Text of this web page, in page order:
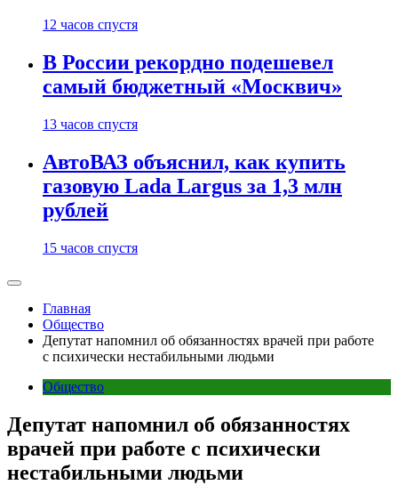
12 часов спустя
В России рекордно подешевел
самый бюджетный «Москвич»
13 часов спустя
АвтоВАЗ объяснил, как купить
газовую Lada Largus за 1,3 млн
рублей
15 часов спустя
Главная
Общество
Депутат напомнил об обязанностях врачей при работе
с психически нестабильными людьми
Общество
Депутат напомнил об обязанностях
врачей при работе с психически
нестабильными людьми